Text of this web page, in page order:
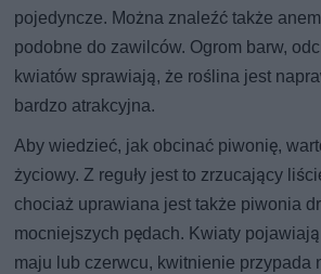
pojedyncze. Można znaleźć także
podobne do zawilców. Ogrom barw,
kwiatów sprawiają, że roślina jest
bardzo atrakcyjna.
Aby wiedzieć, jak obcinać piwonię,
życiowy. Z reguły jest to zrzucający
chociaż uprawiana jest także piwonia
mocniejszych pędach. Kwiaty
maju lub czerwcu, kwitnienie przypada